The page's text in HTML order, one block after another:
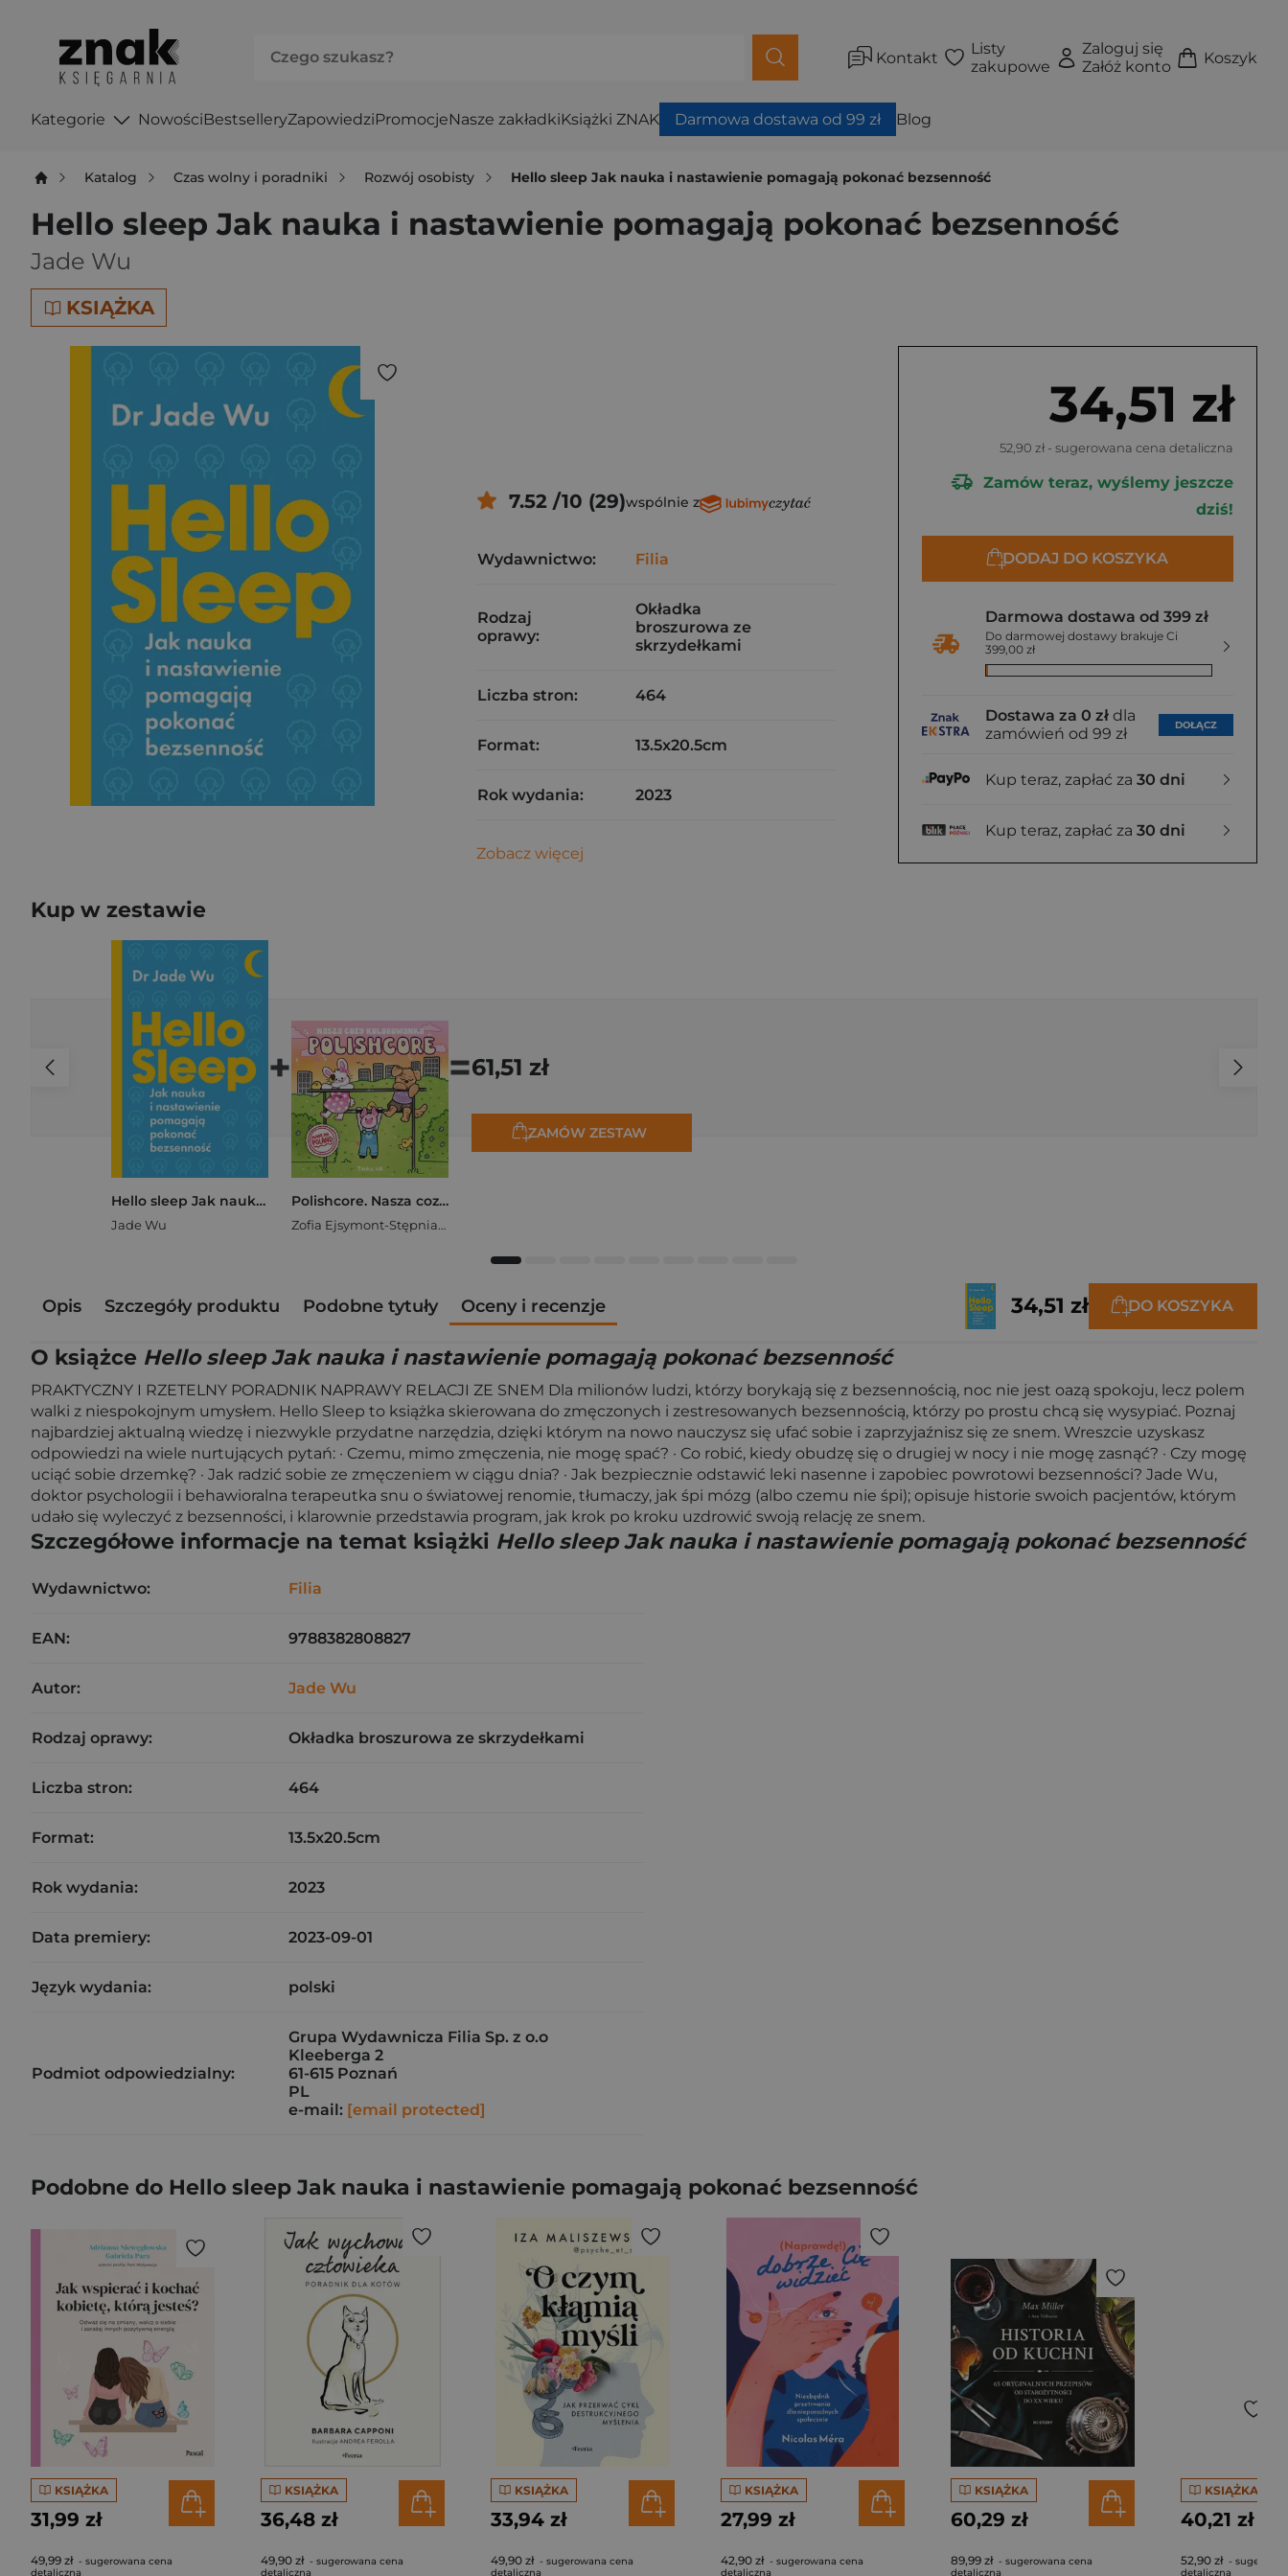
Kontakt
Listy
zakupowe
Zaloguj się
Załóż konto
Koszyk
Kategorie NowościBestselleryZapowiedziPromocjeNasze zakładkiKsiążki ZNAK Darmowa dostawa od 99 zł Blog
Katalog Czas wolny i poradniki Rozwój osobisty Hello sleep Jak nauka i nastawienie pomagają pokonać bezsenność
Hello sleep Jak nauka i nastawienie pomagają pokonać bezsenność
Jade Wu
KSIĄŻKA
34,51 zł
52,90 zł - sugerowana cena detaliczna
Zamów teraz, wyślemy jeszcze
dziś!
DODAJ DO KOSZYKA
Darmowa dostawa od 399 zł
Do darmowej dostawy brakuje Ci
399,00 zł
Dostawa za 0 zł dla
zamówień od 99 zł
DOŁĄCZ
Kup teraz, zapłać za 30 dni
Kup teraz, zapłać za 30 dni
7.52 /10 (29)wspólnie z
Wydawnictwo: Filia
Rodzaj
oprawy:
Okładka
broszurowa ze
skrzydełkami
Liczba stron: 464
Format: 13.5x20.5cm
Rok wydania: 2023
Zobacz więcej
Kup w zestawie
Hello sleep Jak nauka i nastawienie pomagają pokonać bezsenność
Jade Wu
+
Polishcore. Nasza cozy kolorowanka
Zofia Ejsymont-Stępniak „Timka.ink”
=61,51 zł
ZAMÓW ZESTAW
Opis Szczegóły produktu Podobne tytuły Oceny i recenzje 34,51 zł DO KOSZYKA
O książce Hello sleep Jak nauka i nastawienie pomagają pokonać bezsenność
PRAKTYCZNY I RZETELNY PORADNIK NAPRAWY RELACJI ZE SNEM Dla milionów ludzi, którzy borykają się z bezsennością, noc nie jest oazą spokoju, lecz polem
walki z niespokojnym umysłem. Hello Sleep to książka skierowana do zmęczonych i zestresowanych bezsennością, którzy po prostu chcą się wysypiać. Poznaj
najbardziej aktualną wiedzę i niezwykle przydatne narzędzia, dzięki którym na nowo nauczysz się ufać sobie i zaprzyjaźnisz się ze snem. Wreszcie uzyskasz
odpowiedzi na wiele nurtujących pytań: · Czemu, mimo zmęczenia, nie mogę spać? · Co robić, kiedy obudzę się o drugiej w nocy i nie mogę zasnąć? · Czy mogę
uciąć sobie drzemkę? · Jak radzić sobie ze zmęczeniem w ciągu dnia? · Jak bezpiecznie odstawić leki nasenne i zapobiec powrotowi bezsenności? Jade Wu,
doktor psychologii i behawioralna terapeutka snu o światowej renomie, tłumaczy, jak śpi mózg (albo czemu nie śpi); opisuje historie swoich pacjentów, którym
udało się wyleczyć z bezsenności, i klarownie przedstawia program, jak krok po kroku uzdrowić swoją relację ze snem.
Szczegółowe informacje na temat książki Hello sleep Jak nauka i nastawienie pomagają pokonać bezsenność
Wydawnictwo: Filia
EAN: 9788382808827
Autor: Jade Wu
Rodzaj oprawy: Okładka broszurowa ze skrzydełkami
Liczba stron: 464
Format: 13.5x20.5cm
Rok wydania: 2023
Data premiery: 2023-09-01
Język wydania: polski
Podmiot odpowiedzialny:
Grupa Wydawnicza Filia Sp. z o.o
Kleeberga 2
61-615 Poznań
PL
e-mail: [email protected]
Podobne do Hello sleep Jak nauka i nastawienie pomagają pokonać bezsenność
KSIĄŻKA
31,99 zł
49,99 zł - sugerowana cena
detaliczna
KSIĄŻKA
36,48 zł
49,90 zł - sugerowana cena
detaliczna
KSIĄŻKA
33,94 zł
49,90 zł - sugerowana cena
detaliczna
KSIĄŻKA
27,99 zł
42,90 zł - sugerowana cena
detaliczna
KSIĄŻKA
60,29 zł
89,99 zł - sugerowana cena
detaliczna
KSIĄŻKA
40,21 zł
52,90 zł -
detaliczna